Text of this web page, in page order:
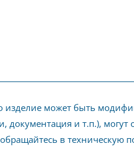
изделие может быть
документация и т.п.),
в техническую